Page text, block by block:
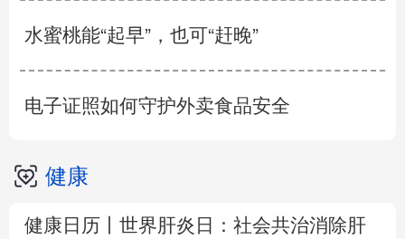
水蜜桃能“起早”，也可“赶晚”
电子证照如何守护外卖食品安全
健康
健康日历丨世界肝炎日：社会共治消除肝